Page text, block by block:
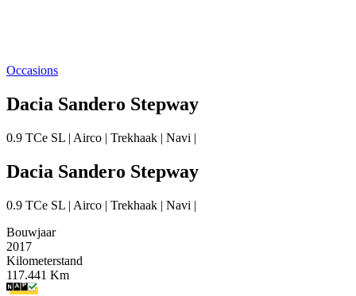
Occasions
Dacia Sandero Stepway
0.9 TCe SL | Airco | Trekhaak | Navi |
Dacia Sandero Stepway
0.9 TCe SL | Airco | Trekhaak | Navi |
Bouwjaar
2017
Kilometerstand
117.441 Km